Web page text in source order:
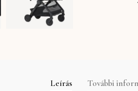
Leírás További